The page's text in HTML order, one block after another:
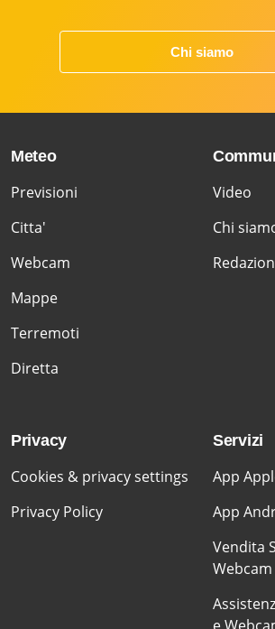
Chi siamo
Meteo
Previsioni
Citta'
Webcam
Mappe
Terremoti
Diretta
Video
Chi
Privacy
Cookies & privacy settings
Privacy Policy
Servizi
App
App
Vendita
Webcam
e